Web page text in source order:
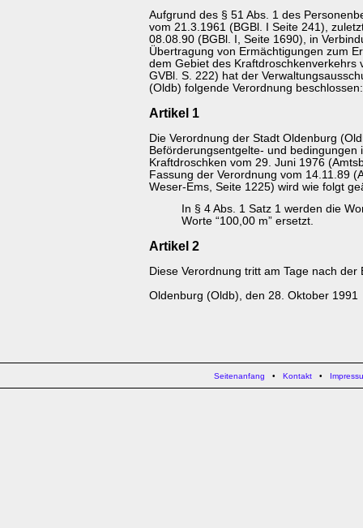
Aufgrund des § 51 Abs. 1 des
vom 21.3.1961 (BGBl. I Seite 241),
08.08.90 (BGBl. I, Seite 1690), in
Übertragung von Ermächtigungen zum
dem Gebiet des Kraftdroschkenverkehrs
GVBl. S. 222) hat der
(Oldb) folgende Verordnung beschlossen:
Artikel 1
Die Verordnung der Stadt Oldenburg
Beförderungsentgelte- und bedingungen
Kraftdroschken vom 29. Juni 1976
Fassung der Verordnung vom 14.11.89
Weser-Ems, Seite 1225) wird wie folgt
In § 4 Abs. 1 Satz 1 werden die
Worte “100,00 m” ersetzt.
Artikel 2
Diese Verordnung tritt am Tage nach
Oldenburg (Oldb), den 28. Oktober 1991
Seitenanfang • Kontakt•